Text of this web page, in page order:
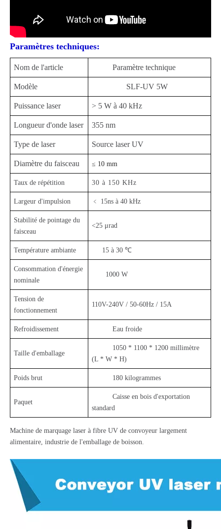
Paramètres techniques:
Nom de l'article Paramètre technique
Modèle SLF-UV 5W
Puissance laser > 5 W à 40 kHz
Longueur d'onde laser 355 nm
Type de laser Source laser UV
Diamètre du faisceau ≤ 10 mm
Taux de répétition 30 à 150 KHz
Largeur d'impulsion ﹤ 15ns à 40 kHz
Stabilité de pointage du
faisceau
<25 μrad
Température ambiante 15 à 30 ℃
Consommation d'énergie
nominale
1000 W
Tension de
fonctionnement
110V-240V / 50-60Hz / 15A
Refroidissement Eau froide
Taille d'emballage
1050 * 1100 * 1200 millimètre
(L * W * H)
Poids brut 180 kilogrammes
Paquet
Caisse en bois d'exportation
standard
Machine de marquage laser à fibre UV de convoyeur largement
alimentaire, industrie de l'emballage de boisson.